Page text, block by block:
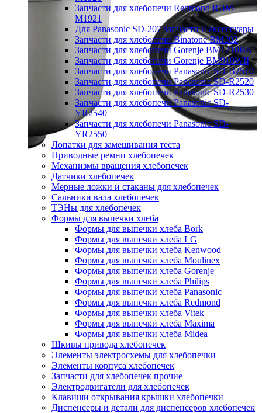
Запчасти для хлебопечи Redmond RBM-
M1921
Для Panasonic SD-207 запчасти и аксессуары
Запчасти для хлебопечи Binatone BM202
Запчасти для хлебопечи Gorenje BM1210BK
Запчасти для хлебопечи Gorenje BM910WII
Запчасти для хлебопечи Panasonic SD-B2510
Запчасти для хлебопечи Panasonic SD-R2520
Запчасти для хлебопечи Panasonic SD-R2530
Запчасти для хлебопечи Panasonic SD-
YR2540
Запчасти для хлебопечи Panasonic SD-
YR2550
Лопатки для замешивания теста
Приводные ремни хлебопечек
Механизмы вращения хлебопечек
Датчики хлебопечек
Мерные ложки и стаканы для хлебопечек
Сальники вала хлебопечек
ТЭНы для хлебопечек
Формы для выпечки хлеба
Формы для выпечки хлеба Bork
Формы для выпечки хлеба LG
Формы для выпечки хлеба Kenwood
Формы для выпечки хлеба Moulinex
Формы для выпечки хлеба Gorenje
Формы для выпечки хлеба Philips
Формы для выпечки хлеба Panasonic
Формы для выпечки хлеба Redmond
Формы для выпечки хлеба Vitek
Формы для выпечки хлеба Maxima
Формы для выпечки хлеба Midea
Шкивы привода хлебопечек
Элементы электросхемы для хлебопечки
Элементы корпуса хлебопечек
Запчасти для хлебопечек прочие
Электродвигатели для хлебопечек
Клавиши открывания крышки хлебопечки
Диспенсеры и детали для диспенсеров хлебопечек